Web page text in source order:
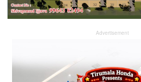
Advertisement